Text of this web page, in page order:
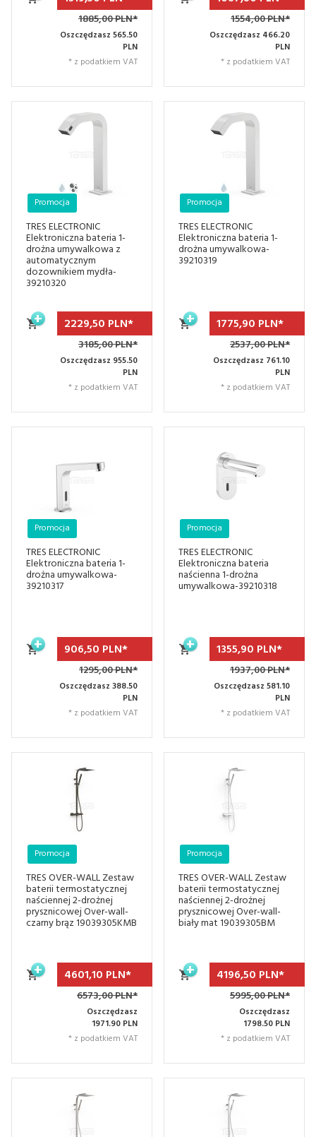
1885,00 PLN*
Oszczędzasz 565.50
PLN
* z podatkiem VAT
1554,00 PLN*
Oszczędzasz 466.20
PLN
* z podatkiem VAT
TRES ELECTRONIC
Elektroniczna bateria 1-
drożna umywalkowa z
automatycznym
dozownikiem mydła-
39210320
Promocja
2229,50 PLN*
3185,00 PLN*
Oszczędzasz 955.50
PLN
* z podatkiem VAT
TRES ELECTRONIC
Elektroniczna bateria 1-
drożna umywalkowa-
39210319
Promocja
1775,90 PLN*
2537,00 PLN*
Oszczędzasz 761.10
PLN
* z podatkiem VAT
TRES ELECTRONIC
Elektroniczna bateria 1-
drożna umywalkowa-
39210317
Promocja
906,50 PLN*
1295,00 PLN*
Oszczędzasz 388.50
PLN
* z podatkiem VAT
TRES ELECTRONIC
Elektroniczna bateria
naścienna 1-drożna
umywalkowa-39210318
Promocja
1355,90 PLN*
1937,00 PLN*
Oszczędzasz 581.10
PLN
* z podatkiem VAT
TRES OVER-WALL Zestaw
baterii termostatycznej
naściennej 2-drożnej
prysznicowej Over-wall-
czarny brąz 19039305KMB
Promocja
4601,10 PLN*
6573,00 PLN*
Oszczędzasz
1971.90 PLN
* z podatkiem VAT
TRES OVER-WALL Zestaw
baterii termostatycznej
naściennej 2-drożnej
prysznicowej Over-wall-
biały mat 19039305BM
Promocja
4196,50 PLN*
5995,00 PLN*
Oszczędzasz
1798.50 PLN
* z podatkiem VAT